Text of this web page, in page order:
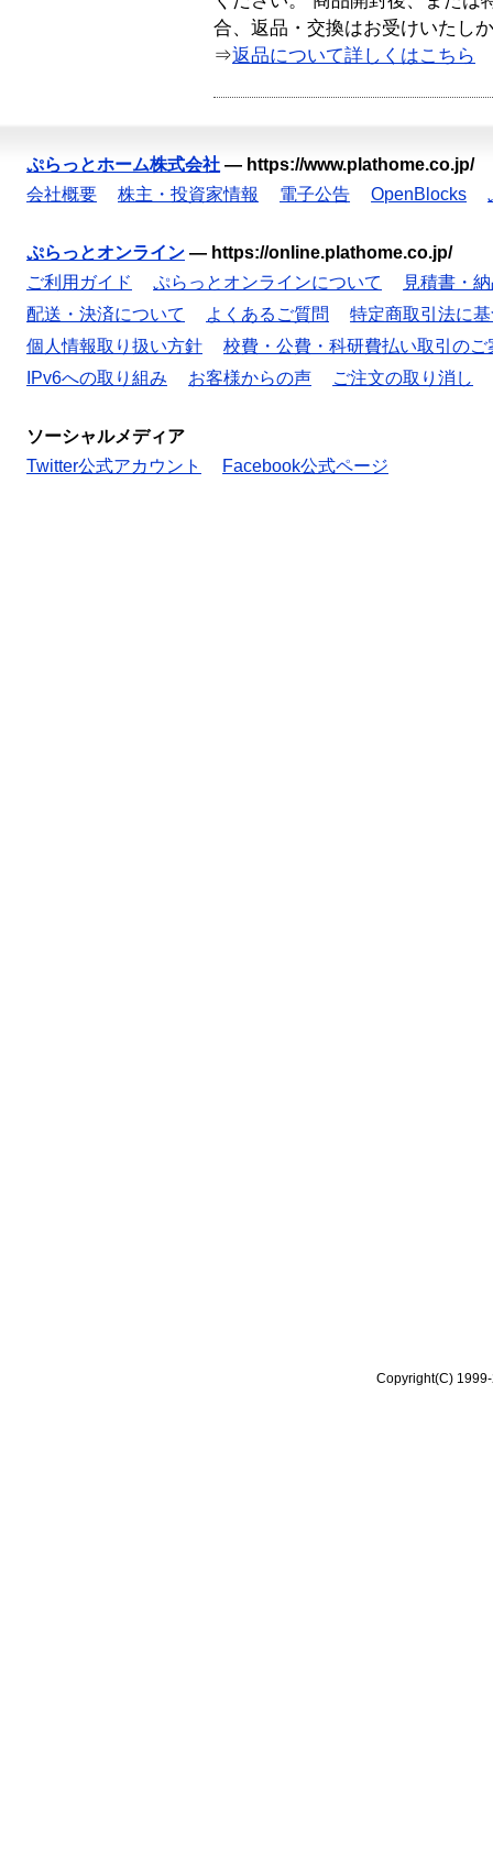
合、返品・交換はお受けいたし
⇒返品について詳しくはこちら
ぷらっとホーム株式会社 — https://www.plathome.co.jp/
会社概要
株主・投資家情報 電子公告 OpenBlocks
ぷらっとオンライン — https://online.plathome.co.jp/
ご利用ガイド
ぷらっとオンラインについて
見積書・
配送・決済について
よくあるご質問
特定商取引法に
個人情報取り扱い方針
校費・公費・科研費払い取引のご
IPv6への取り組み
お客様からの声 ご注文の取り消し
ソーシャルメディア
Twitter公式アカウント
Facebook公式ページ
Copyright(C)